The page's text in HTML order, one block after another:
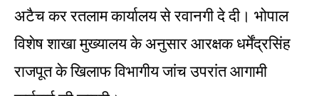
अटैच कर रतलाम कार्यालय से रवानगी दे दी। भोपाल
विशेष शाखा मुख्यालय के अनुसार आरक्षक धर्मेंद्रसिंह
राजपूत के खिलाफ विभागीय जांच उपरांत आगामी